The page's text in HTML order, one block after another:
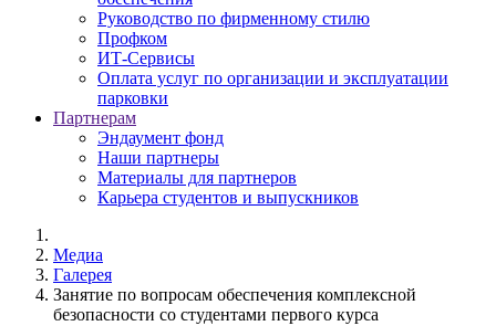
Руководство по фирменному стилю
Профком
ИТ-Сервисы
Оплата услуг по организации и эксплуатации
парковки
Партнерам
Эндаумент фонд
Наши партнеры
Материалы для партнеров
Карьера студентов и выпускников
Медиа
Галерея
Занятие по вопросам обеспечения комплексной
безопасности со студентами первого курса